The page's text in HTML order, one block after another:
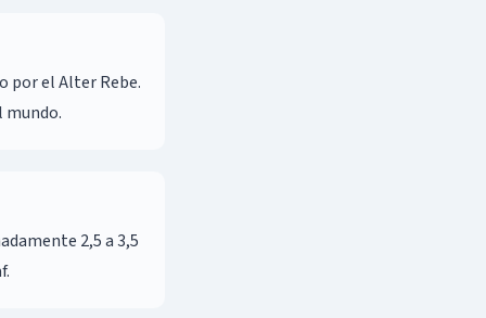
por el Alter Rebe.
mundo.
2,5 a 3,5